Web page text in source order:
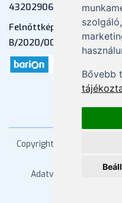
Bővebb
43202906-51100005
Felnőttképzési
B/2020/000053
Copyright 2026 Mprx.
Adatvédelem
ÁSZF